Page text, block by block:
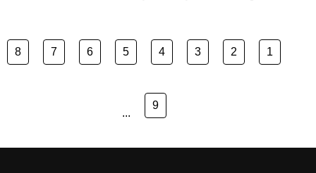
1
2
3
4
5
6
7
8
9
...